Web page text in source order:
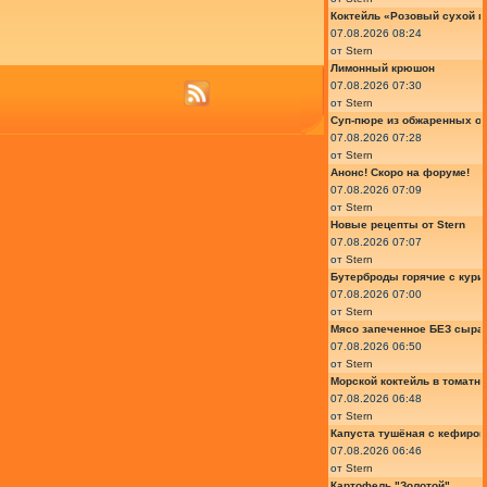
Коктейль «Розовый сухой
07.08.2026 08:24
от Stern
Лимонный крюшон
07.08.2026 07:30
от Stern
Суп-пюре из обжаренных
07.08.2026 07:28
от Stern
Анонс! Скоро на форуме!
07.08.2026 07:09
от Stern
Новые рецепты от Stern
07.08.2026 07:07
от Stern
Бутерброды горячие с
07.08.2026 07:00
от Stern
Мясо запеченное БЕЗ сыра
07.08.2026 06:50
от Stern
Морской коктейль в
07.08.2026 06:48
от Stern
Капуста тушёная с кефиром
07.08.2026 06:46
от Stern